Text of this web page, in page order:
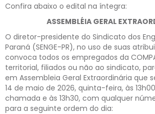
Confira abaixo o edital na íntegra:
ASSEMBLÉIA GERAL
O diretor-presidente do Sindicato dos
Paraná (SENGE-PR), no uso de suas
convoca todos os empregados da
territorial, filiados ou não ao sindicato,
em Assembleia Geral Extraordinária que
14 de maio de 2026, quinta-feira, às
chamada e às 13h30, com qualquer
para a seguinte ordem do dia: